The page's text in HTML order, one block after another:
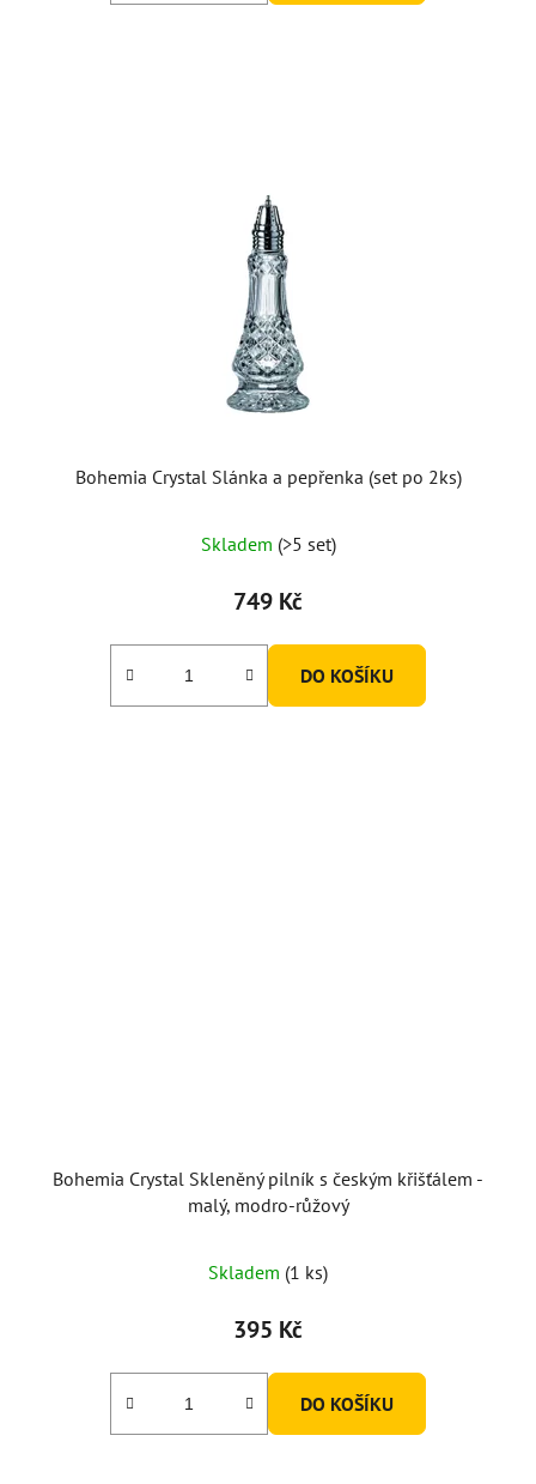
Bohemia Crystal Slánka a pepřenka (set po 2ks)
hodnocení
produktu
5,0
Skladem (>5 set)
749 Kč
DO KOŠÍKU
Bohemia Crystal Skleněný pilník s českým křišťálem -
malý, modro-růžový
Skladem (1 ks)
395 Kč
DO KOŠÍKU